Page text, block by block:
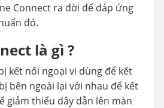
Connect ra đời để đáp ứng
đó.
là gì ?
kết nối ngoại vi dùng để kết
bên ngoài lại với nhau để kết
giảm thiểu dây dẫn lên màn